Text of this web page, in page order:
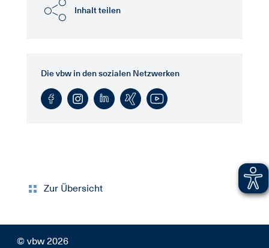
Inhalt teilen
Die vbw in den sozialen Netzwerken
Zur Übersicht
© vbw 2026